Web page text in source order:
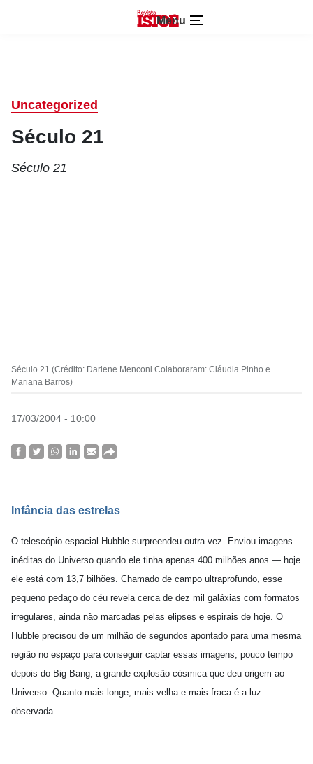
Menu
Uncategorized
Século 21
Século 21
Século 21 (Crédito: Darlene Menconi Colaboraram: Cláudia Pinho e
Mariana Barros)
17/03/2004 - 10:00
Infância das estrelas
O telescópio espacial Hubble surpreendeu outra vez. Enviou imagens
inéditas do Universo quando ele tinha apenas 400 milhões anos — hoje
ele está com 13,7 bilhões. Chamado de campo ultraprofundo, esse
pequeno pedaço do céu revela cerca de dez mil galáxias com formatos
irregulares, ainda não marcadas pelas elipses e espirais de hoje. O
Hubble precisou de um milhão de segundos apontado para uma mesma
região no espaço para conseguir captar essas imagens, pouco tempo
depois do Big Bang, a grande explosão cósmica que deu origem ao
Universo. Quanto mais longe, mais velha e mais fraca é a luz
observada.